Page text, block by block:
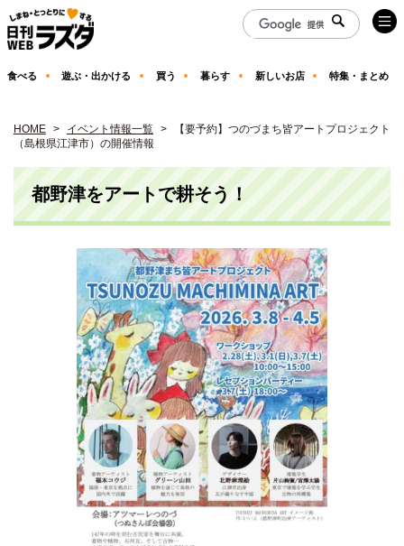
食べる 遊ぶ・出かける 買う 暮らす 新しいお店 特集・まとめ
HOME イベント情報一覧
【要予約】つのづまち皆アートプロジェクト
（島根県江津市）の開催情報
都野津をアートで耕そう！